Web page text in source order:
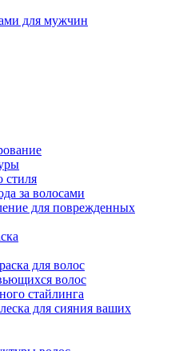
для мужчин
стиля
за волосами
для поврежденных
для волос
волос
стайлинга
для сияния ваших